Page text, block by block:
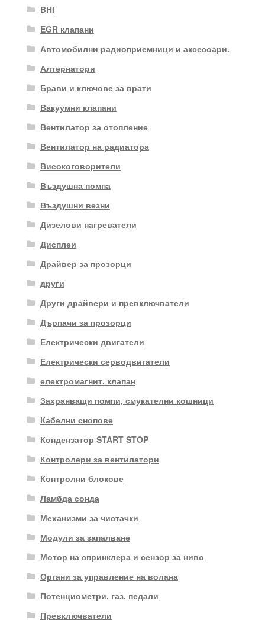
BHI
EGR клапани
Автомобилни радиоприемници и аксесоари.
Алтернатори
Брави и ключове за врати
Вакуумни клапани
Вентилатор за отопление
Вентилатор на радиатора
Високоговорители
Въздушна помпа
Въздушни везни
Дизелови нагреватели
Дисплеи
Драйвер за прозорци
други
Други драйвери и превключватели
Дърпачи за прозорци
Електрически двигатели
Електрически серводвигатели
електромагнит. клапан
Захранващи помпи, смукателни кошници
Кабелни снопове
Кондензатор START STOP
Контролери за вентилатори
Контролни блокове
Ламбда сонда
Механизми за чистачки
Модули за запалване
Мотор на спринклера и сензор за ниво
Органи за управление на волана
Потенциометри, газ. педали
Превключватели